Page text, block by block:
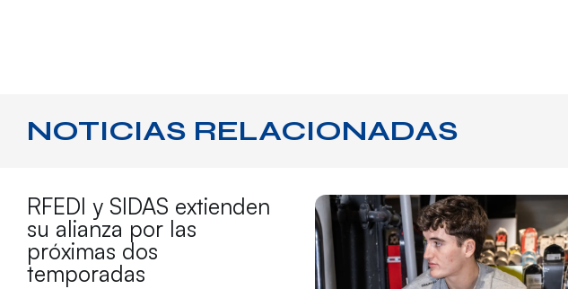
NOTICIAS RELACIONADAS
RFEDI y SIDAS extienden
su alianza por las
próximas dos
temporadas